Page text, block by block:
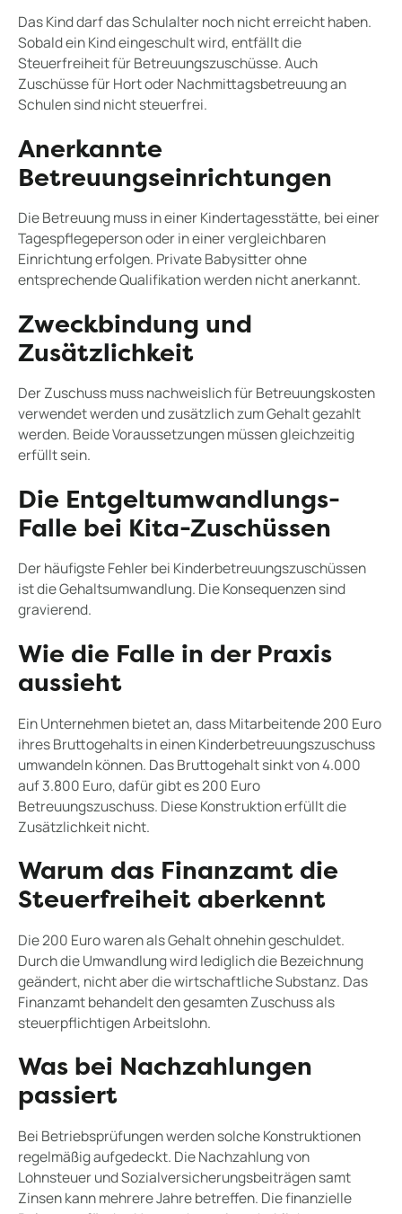
Das Kind darf das Schulalter noch nicht erreicht haben.
Sobald ein Kind eingeschult wird, entfällt die
Steuerfreiheit für Betreuungszuschüsse. Auch
Zuschüsse für Hort oder Nachmittagsbetreuung an
Schulen sind nicht steuerfrei.
Anerkannte
Betreuungseinrichtungen
Die Betreuung muss in einer Kindertagesstätte, bei einer
Tagespflegeperson oder in einer vergleichbaren
Einrichtung erfolgen. Private Babysitter ohne
entsprechende Qualifikation werden nicht anerkannt.
Zweckbindung und
Zusätzlichkeit
Der Zuschuss muss nachweislich für Betreuungskosten
verwendet werden und zusätzlich zum Gehalt gezahlt
werden. Beide Voraussetzungen müssen gleichzeitig
erfüllt sein.
Die Entgeltumwandlungs-
Falle bei Kita-Zuschüssen
Der häufigste Fehler bei Kinderbetreuungszuschüssen
ist die Gehaltsumwandlung. Die Konsequenzen sind
gravierend.
Wie die Falle in der Praxis
aussieht
Ein Unternehmen bietet an, dass Mitarbeitende 200 Euro
ihres Bruttogehalts in einen Kinderbetreuungszuschuss
umwandeln können. Das Bruttogehalt sinkt von 4.000
auf 3.800 Euro, dafür gibt es 200 Euro
Betreuungszuschuss. Diese Konstruktion erfüllt die
Zusätzlichkeit nicht.
Warum das Finanzamt die
Steuerfreiheit aberkennt
Die 200 Euro waren als Gehalt ohnehin geschuldet.
Durch die Umwandlung wird lediglich die Bezeichnung
geändert, nicht aber die wirtschaftliche Substanz. Das
Finanzamt behandelt den gesamten Zuschuss als
steuerpflichtigen Arbeitslohn.
Was bei Nachzahlungen
passiert
Bei Betriebsprüfungen werden solche Konstruktionen
regelmäßig aufgedeckt. Die Nachzahlung von
Lohnsteuer und Sozialversicherungsbeiträgen samt
Zinsen kann mehrere Jahre betreffen. Die finanzielle